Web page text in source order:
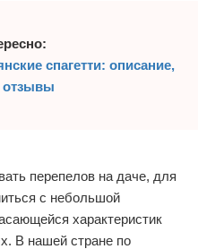
спагетти: описание,
отзывы
перепелов на даче, для
с небольшой
характеристик
В нашей стране по